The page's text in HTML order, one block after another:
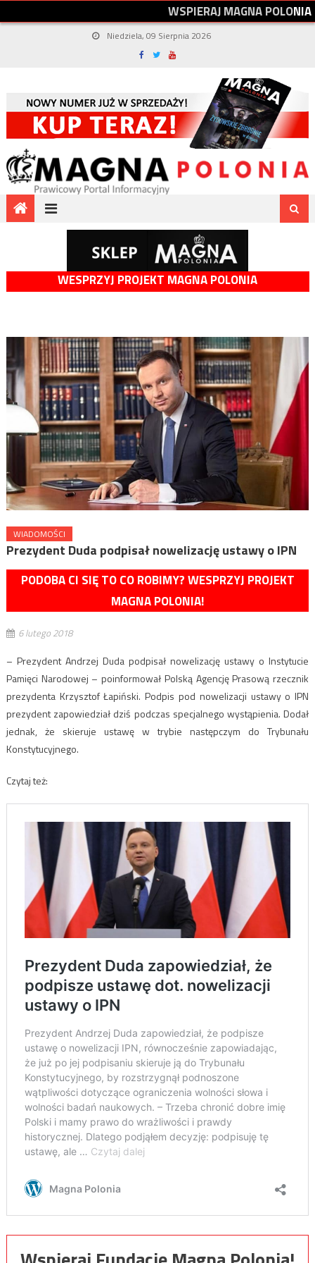
WSPIERAJMAGNAPOLONIA
Niedziela, 09 Sierpnia 2026
WESPRZYJ PROJEKT MAGNA POLONIA
WIADOMOŚCI
Prezydent Duda podpisał nowelizację ustawy o IPN
PODOBA CI SIĘ TO CO ROBIMY? WESPRZYJ PROJEKT
MAGNA POLONIA!
6 lutego 2018
– Prezydent Andrzej Duda podpisał nowelizację ustawy o Instytucie
Pamięci Narodowej – poinformował Polską Agencję Prasową rzecznik
prezydenta Krzysztof Łapiński. Podpis pod nowelizacji ustawy o IPN
prezydent zapowiedział dziś podczas specjalnego wystąpienia. Dodał
jednak, że skieruje ustawę w trybie następczym do Trybunału
Konstytucyjnego.
Czytaj też: